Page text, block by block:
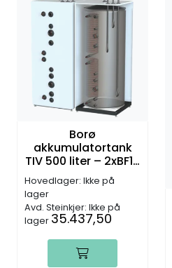
Borø
akkumulatortank
TIV 500 liter – 2xBF12
kobberrørspiral
Ø22mm
(700x700x1750mm)
- 3bar
Hovedlager: Ikke på
lager
Avd. Steinkjer: Ikke på
lager 35.437,50